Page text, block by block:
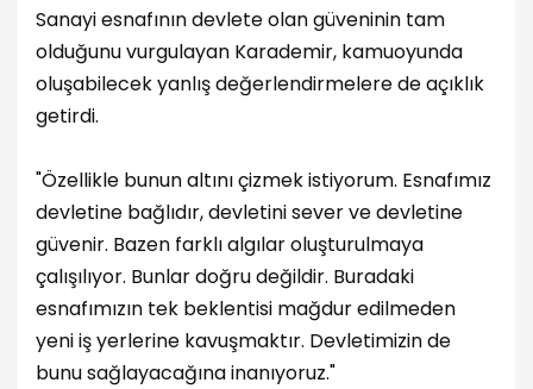
Sanayi esnafının devlete olan güveninin tam
olduğunu vurgulayan Karademir, kamuoyunda
oluşabilecek yanlış değerlendirmelere de açıklık
getirdi.
"Özellikle bunun altını çizmek istiyorum. Esnafımız
devletine bağlıdır, devletini sever ve devletine
güvenir. Bazen farklı algılar oluşturulmaya
çalışılıyor. Bunlar doğru değildir. Buradaki
esnafımızın tek beklentisi mağdur edilmeden
yeni iş yerlerine kavuşmaktır. Devletimizin de
bunu sağlayacağına inanıyoruz."